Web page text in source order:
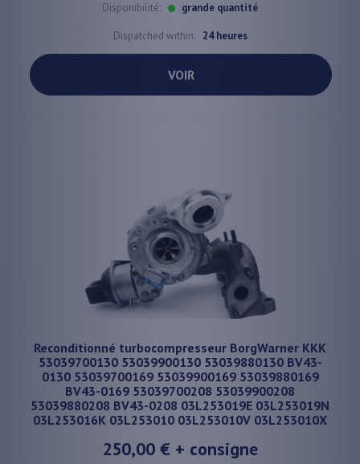
Disponibilité: grande quantité
Dispatched within: 24 heures
VOIR
Reconditionné turbocompresseur BorgWarner KKK
53039700130 53039900130 53039880130 BV43-
0130 53039700169 53039900169 53039880169
BV43-0169 53039700208 53039900208
53039880208 BV43-0208 03L253019E 03L253019N
03L253016K 03L253010 03L253010V 03L253010X
250,00 € + consigne